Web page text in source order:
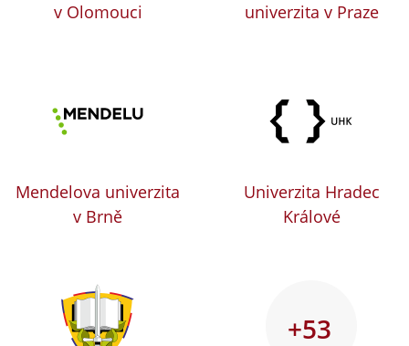
v Olomouci
univerzita v Praze
Mendelova univerzita
v Brně
Univerzita Hradec
Králové
+53